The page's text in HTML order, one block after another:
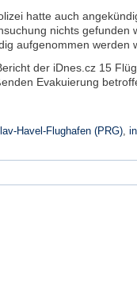
hatte auch
nichts gefunden
aufgenommen werden
der iDnes.cz 15
Evakuierung
Havel-Flughafen (PRG),